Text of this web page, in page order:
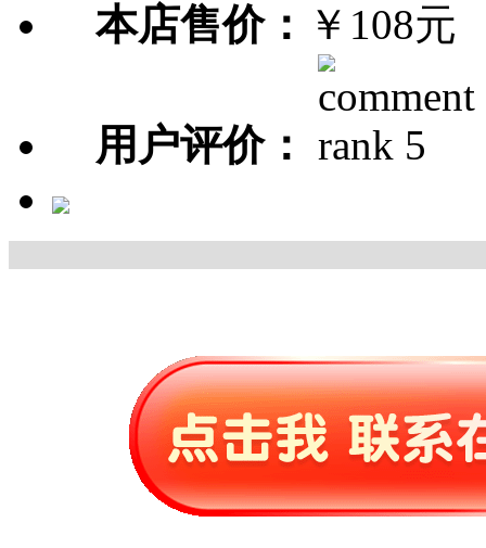
本店售价： ￥108元
用户评价：